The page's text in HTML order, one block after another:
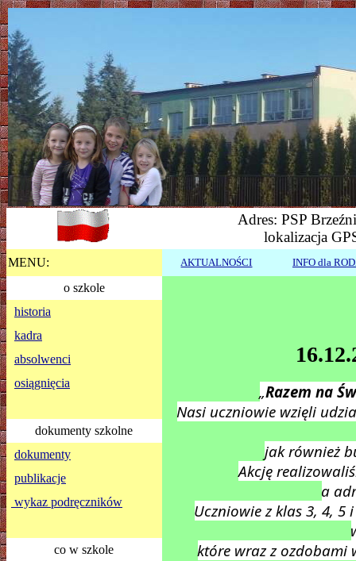
Adres: PSP
lokalizacja
MENU: AKTUALNOŚCI INFO dla
o szkole
„Razem na
Nasi uczniowie wzięli
jak również
Akcję
a
Uczniowie z klas 3, 4, 5
które wraz z ozdobami
historia
kadra
absolwenci
osiągnięcia
dokumenty szkolne
dokumenty
publikacje
wykaz podręczników
co w szkole